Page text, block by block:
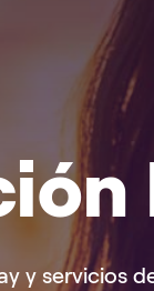
y servicios